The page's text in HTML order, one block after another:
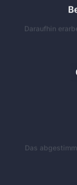
Daraufhin
Das